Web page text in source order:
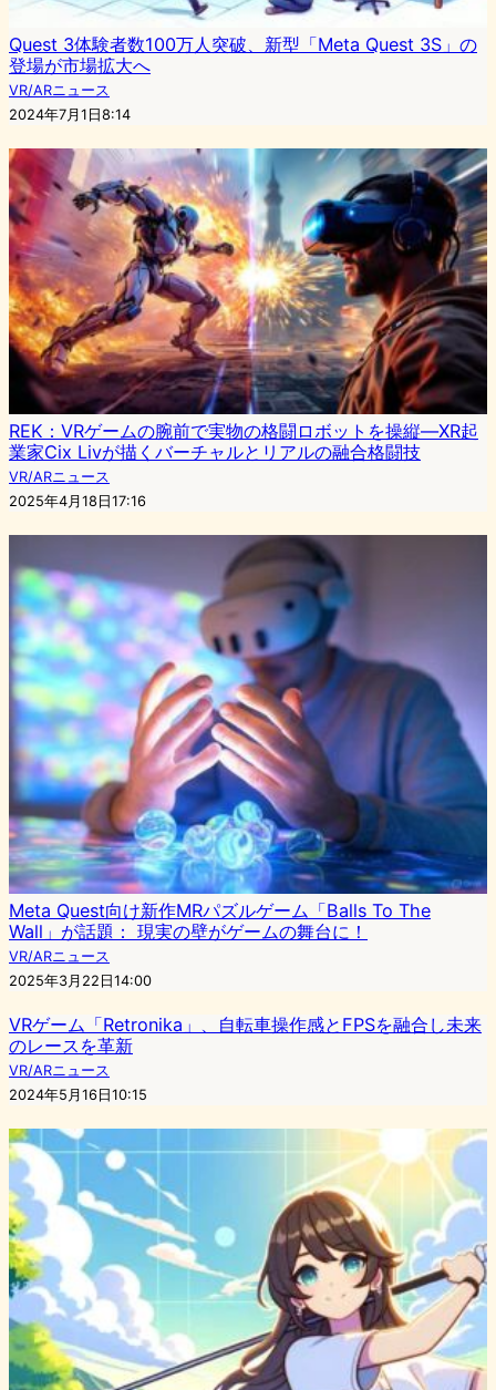
Quest 3体験者数100万人突破、新型「Meta Quest 3S」の
登場が市場拡大へ
VR/ARニュース
2024年7月1日8:14
REK：VRゲームの腕前で実物の格闘ロボットを操縦—XR起
業家Cix Livが描くバーチャルとリアルの融合格闘技
VR/ARニュース
2025年4月18日17:16
Meta Quest向け新作MRパズルゲーム「Balls To The
Wall」が話題： 現実の壁がゲームの舞台に！
VR/ARニュース
2025年3月22日14:00
VRゲーム「Retronika」、自転車操作感とFPSを融合し未来
のレースを革新
VR/ARニュース
2024年5月16日10:15